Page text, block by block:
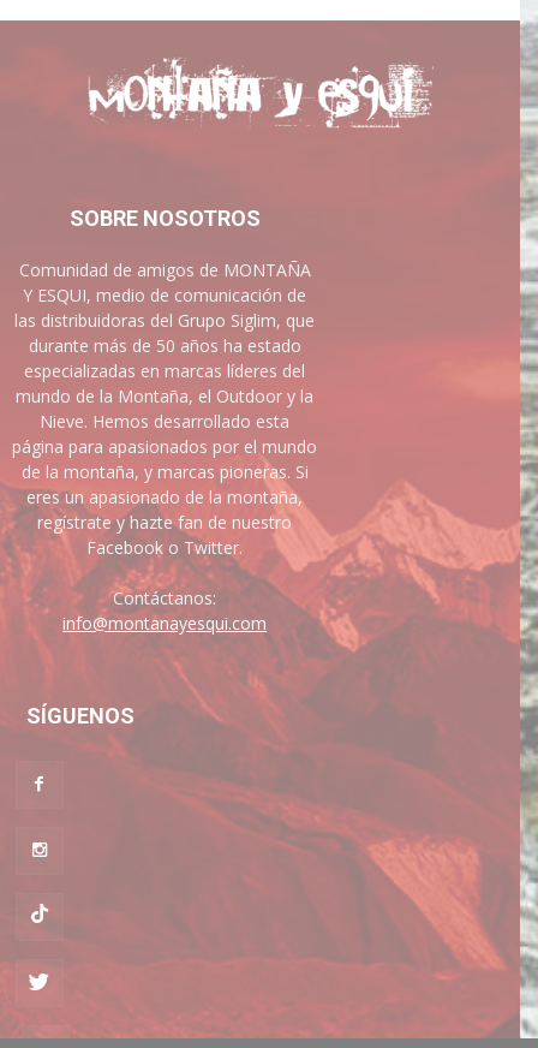
SOBRE NOSOTROS
Comunidad de amigos de MONTAÑA
Y ESQUI, medio de comunicación de
las distribuidoras del Grupo Siglim, que
durante más de 50 años ha estado
especializadas en marcas líderes del
mundo de la Montaña, el Outdoor y la
Nieve. Hemos desarrollado esta
página para apasionados por el mundo
de la montaña, y marcas pioneras. Si
eres un apasionado de la montaña,
regístrate y hazte fan de nuestro
Facebook o Twitter.
Contáctanos:
info@montanayesqui.com
SÍGUENOS